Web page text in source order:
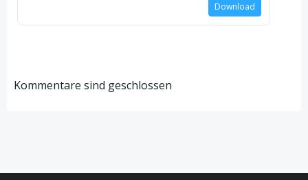
Download
Kommentare sind geschlossen